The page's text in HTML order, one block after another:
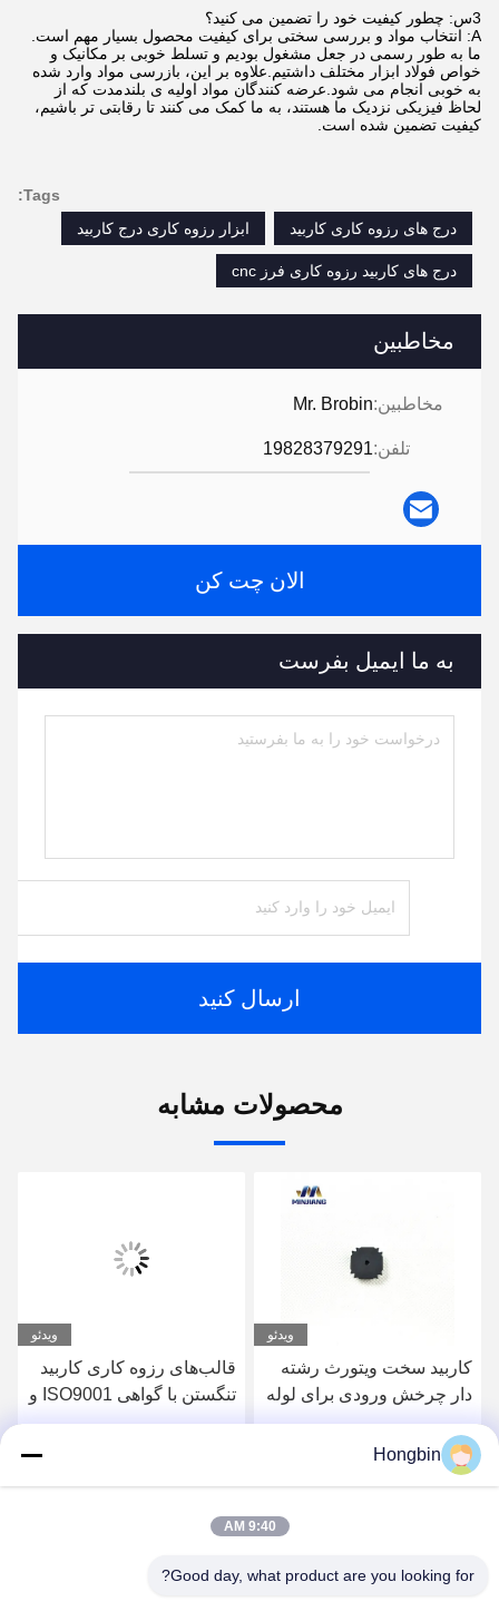
مخاطبین
مخاطبین:Mr. Brobin
تلفن:19828379291
الان چت کن
به ما ایمیل بفرست
ارسال کنید
3س: چطور کیفیت خود را تضمین می کنید؟
A: انتخاب مواد و بررسی سختی برای کیفیت محصول بسیار مهم است.
ما به طور رسمی در جعل مشغول بودیم و تسلط خوبی بر مکانیک و
خواص فولاد ابزار مختلف داشتیم.علاوه بر این، بازرسی مواد وارد شده
به خوبی انجام می شود.عرضه کنندگان مواد اولیه ی بلندمدت که از
لحاظ فیزیکی نزدیک ما هستند، به ما کمک می کنند تا رقابتی تر باشیم،
کیفیت تضمین شده است.
Tags:
درج های رزوه کاری کاربید
ابزار رزوه کاری درج کاربید
درج های کاربید رزوه کاری فرز cnc
محصولات مشابه
ویدئو
کاربید سخت ویتورث رشته
دار چرخش ورودی برای لوله
های فولادی برش سطح
ویدئو
قالب‌های رزوه کاری کاربید
تنگستن با گواهی ISO9001 و
مقاومت بالا در برابر حرارت
Hongbin
9:40 AM
Good day, what product are you looking for?